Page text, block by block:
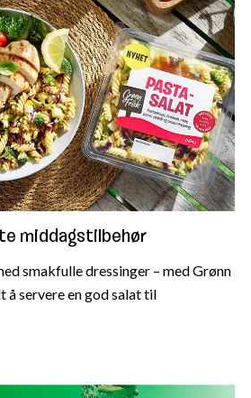
middagstilbehør
smakfulle dressinger – med Grønn
å servere en god salat til